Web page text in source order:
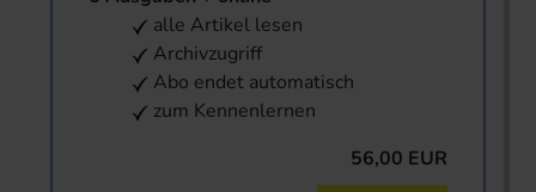
alle Artikel lesen
Archivzugriff
Abo endet automatisch
zum Kennenlernen
56,00 EUR